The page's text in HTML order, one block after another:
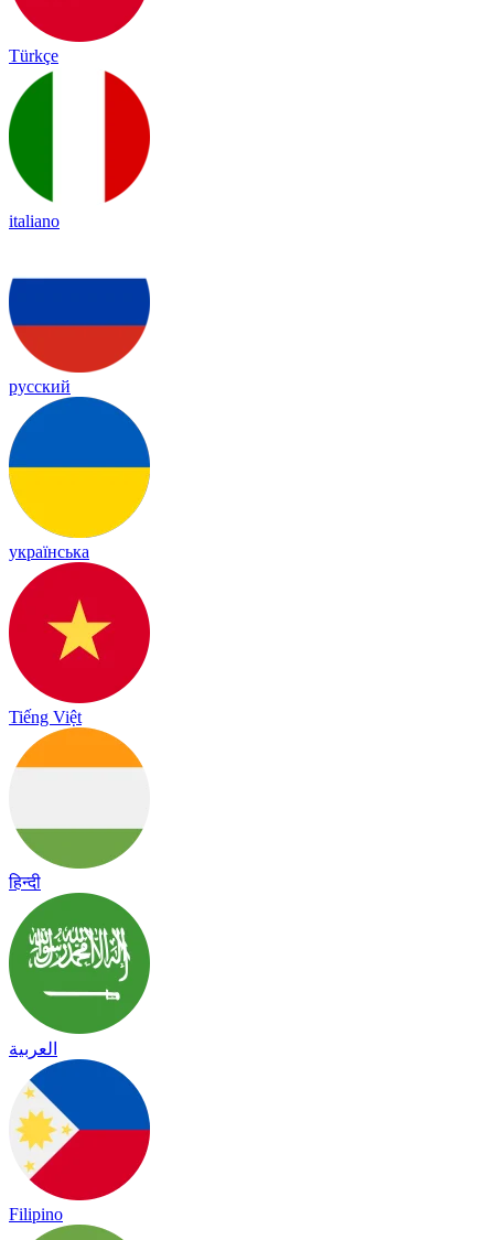
Türkçe
italiano
русский
українська
Tiếng Việt
हिन्दी
العربية
Filipino